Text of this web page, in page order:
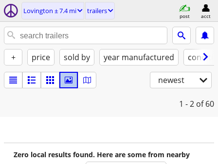
Lovington ± 7.4 mi trailers
post acct
+ price sold by year manufactured
newest
1 - 2 of 60
Zero local results found. Here are some from nearby